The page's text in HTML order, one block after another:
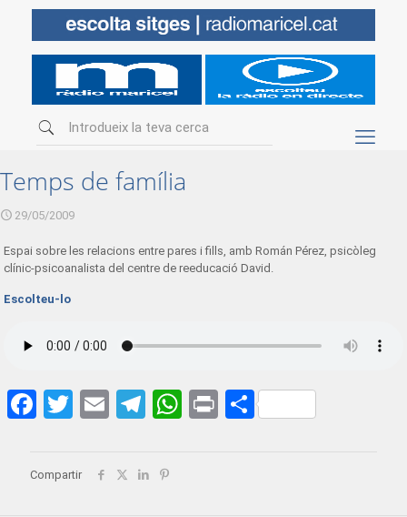
Temps de família
29/05/2009
Espai sobre les relacions entre pares i fills, amb Román Pérez, psicòleg
clínic-psicoanalista del centre de reeducació David.
Escolteu-lo
Facebook
Twitter
EmailTelegram
WhatsApp
PrintShare
Compartir